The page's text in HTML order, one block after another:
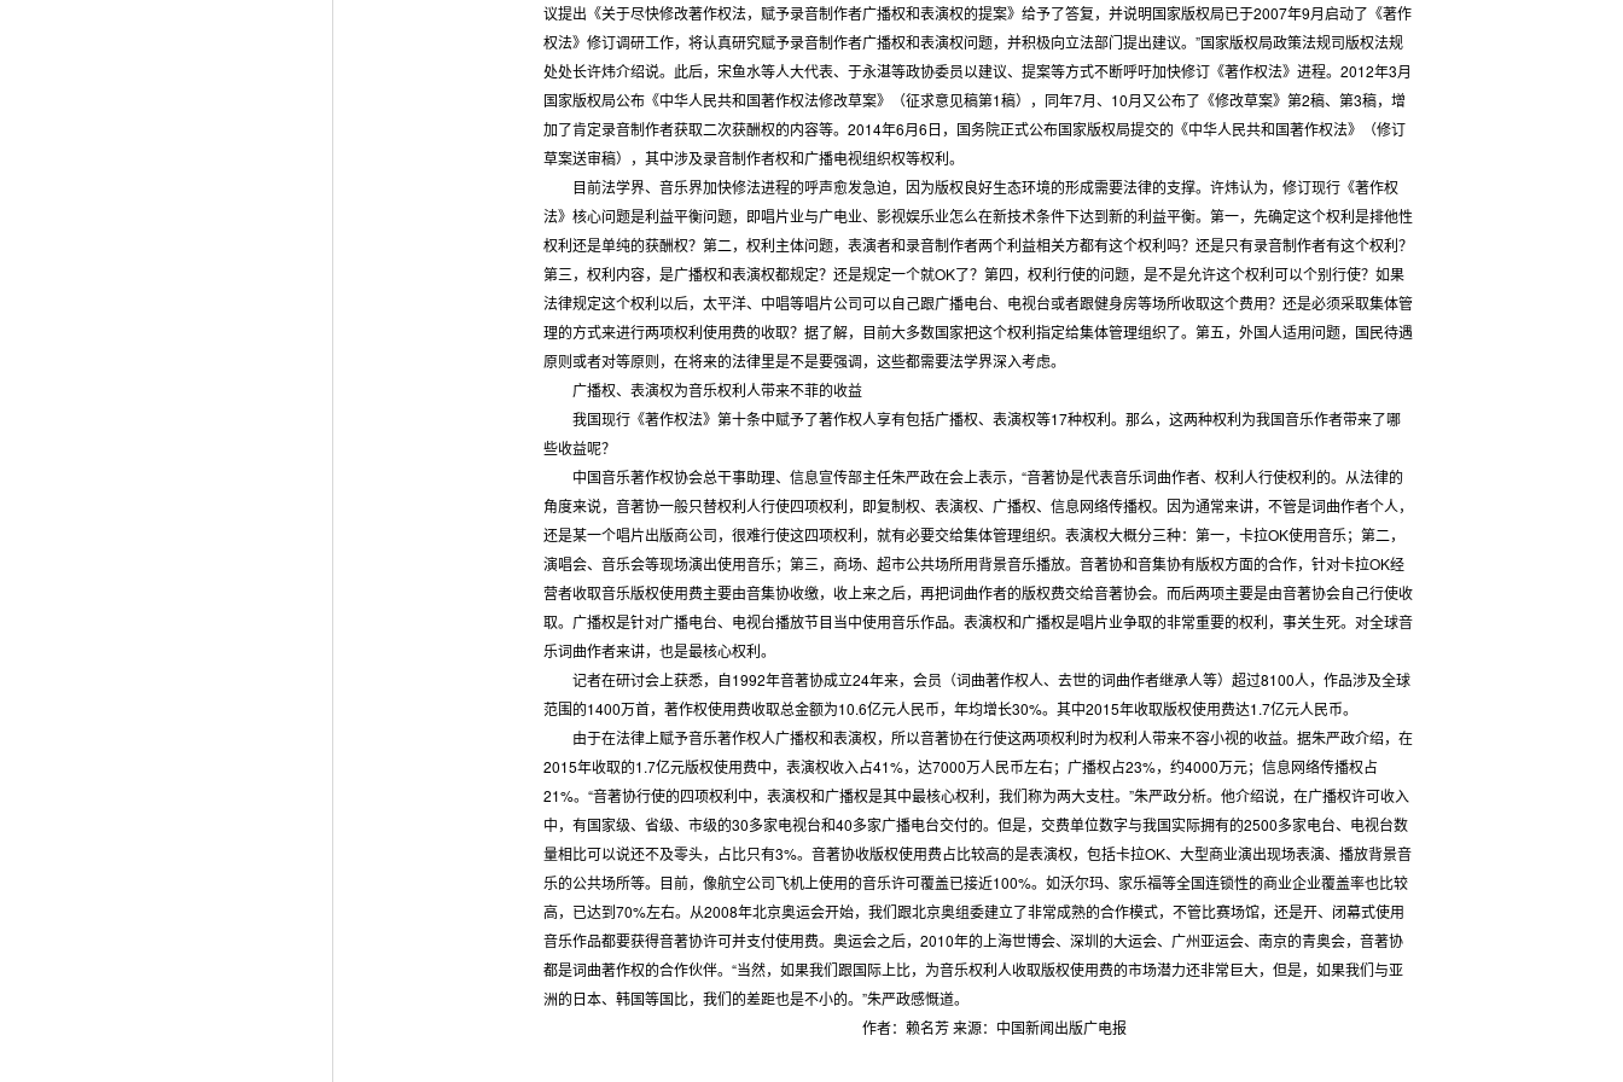
议提出《关于尽快修改著作权法，赋予录音制作者广播权和表演权的提案》给予了答复，并说明国家版权局已于2007年9月启动了《著作
权法》修订调研工作，将认真研究赋予录音制作者广播权和表演权问题，并积极向立法部门提出建议。”国家版权局政策法规司版权法规
处处长许炜介绍说。此后，宋鱼水等人大代表、于永湛等政协委员以建议、提案等方式不断呼吁加快修订《著作权法》进程。2012年3月
国家版权局公布《中华人民共和国著作权法修改草案》（征求意见稿第1稿），同年7月、10月又公布了《修改草案》第2稿、第3稿，增
加了肯定录音制作者获取二次获酬权的内容等。2014年6月6日，国务院正式公布国家版权局提交的《中华人民共和国著作权法》（修订
草案送审稿），其中涉及录音制作者权和广播电视组织权等权利。
目前法学界、音乐界加快修法进程的呼声愈发急迫，因为版权良好生态环境的形成需要法律的支撑。许炜认为，修订现行《著作权
法》核心问题是利益平衡问题，即唱片业与广电业、影视娱乐业怎么在新技术条件下达到新的利益平衡。第一，先确定这个权利是排他性
权利还是单纯的获酬权？第二，权利主体问题，表演者和录音制作者两个利益相关方都有这个权利吗？还是只有录音制作者有这个权利？
第三，权利内容，是广播权和表演权都规定？还是规定一个就OK了？第四，权利行使的问题，是不是允许这个权利可以个别行使？如果
法律规定这个权利以后，太平洋、中唱等唱片公司可以自己跟广播电台、电视台或者跟健身房等场所收取这个费用？还是必须采取集体管
理的方式来进行两项权利使用费的收取？据了解，目前大多数国家把这个权利指定给集体管理组织了。第五，外国人适用问题，国民待遇
原则或者对等原则，在将来的法律里是不是要强调，这些都需要法学界深入考虑。
广播权、表演权为音乐权利人带来不菲的收益
我国现行《著作权法》第十条中赋予了著作权人享有包括广播权、表演权等17种权利。那么，这两种权利为我国音乐作者带来了哪
些收益呢？
中国音乐著作权协会总干事助理、信息宣传部主任朱严政在会上表示，“音著协是代表音乐词曲作者、权利人行使权利的。从法律的
角度来说，音著协一般只替权利人行使四项权利，即复制权、表演权、广播权、信息网络传播权。因为通常来讲，不管是词曲作者个人，
还是某一个唱片出版商公司，很难行使这四项权利，就有必要交给集体管理组织。表演权大概分三种：第一，卡拉OK使用音乐；第二，
演唱会、音乐会等现场演出使用音乐；第三，商场、超市公共场所用背景音乐播放。音著协和音集协有版权方面的合作，针对卡拉OK经
营者收取音乐版权使用费主要由音集协收缴，收上来之后，再把词曲作者的版权费交给音著协会。而后两项主要是由音著协会自己行使收
取。广播权是针对广播电台、电视台播放节目当中使用音乐作品。表演权和广播权是唱片业争取的非常重要的权利，事关生死。对全球音
乐词曲作者来讲，也是最核心权利。
记者在研讨会上获悉，自1992年音著协成立24年来，会员（词曲著作权人、去世的词曲作者继承人等）超过8100人，作品涉及全球
范围的1400万首，著作权使用费收取总金额为10.6亿元人民币，年均增长30%。其中2015年收取版权使用费达1.7亿元人民币。
由于在法律上赋予音乐著作权人广播权和表演权，所以音著协在行使这两项权利时为权利人带来不容小视的收益。据朱严政介绍，在
2015年收取的1.7亿元版权使用费中，表演权收入占41%，达7000万人民币左右；广播权占23%，约4000万元；信息网络传播权占
21%。“音著协行使的四项权利中，表演权和广播权是其中最核心权利，我们称为两大支柱。”朱严政分析。他介绍说，在广播权许可收入
中，有国家级、省级、市级的30多家电视台和40多家广播电台交付的。但是，交费单位数字与我国实际拥有的2500多家电台、电视台数
量相比可以说还不及零头，占比只有3%。音著协收版权使用费占比较高的是表演权，包括卡拉OK、大型商业演出现场表演、播放背景音
乐的公共场所等。目前，像航空公司飞机上使用的音乐许可覆盖已接近100%。如沃尔玛、家乐福等全国连锁性的商业企业覆盖率也比较
高，已达到70%左右。从2008年北京奥运会开始，我们跟北京奥组委建立了非常成熟的合作模式，不管比赛场馆，还是开、闭幕式使用
音乐作品都要获得音著协许可并支付使用费。奥运会之后，2010年的上海世博会、深圳的大运会、广州亚运会、南京的青奥会，音著协
都是词曲著作权的合作伙伴。“当然，如果我们跟国际上比，为音乐权利人收取版权使用费的市场潜力还非常巨大，但是，如果我们与亚
洲的日本、韩国等国比，我们的差距也是不小的。”朱严政感慨道。
作者：赖名芳 来源：中国新闻出版广电报